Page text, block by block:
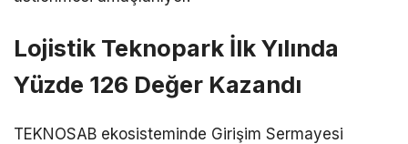
Lojistik Teknopark İlk Yılında
Yüzde 126 Değer Kazandı
TEKNOSAB ekosisteminde Girişim Sermayesi